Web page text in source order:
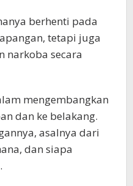
berhenti pada
tetapi juga
narkoba secara
mengembangkan
dan ke belakang.
asalnya dari
dan siapa